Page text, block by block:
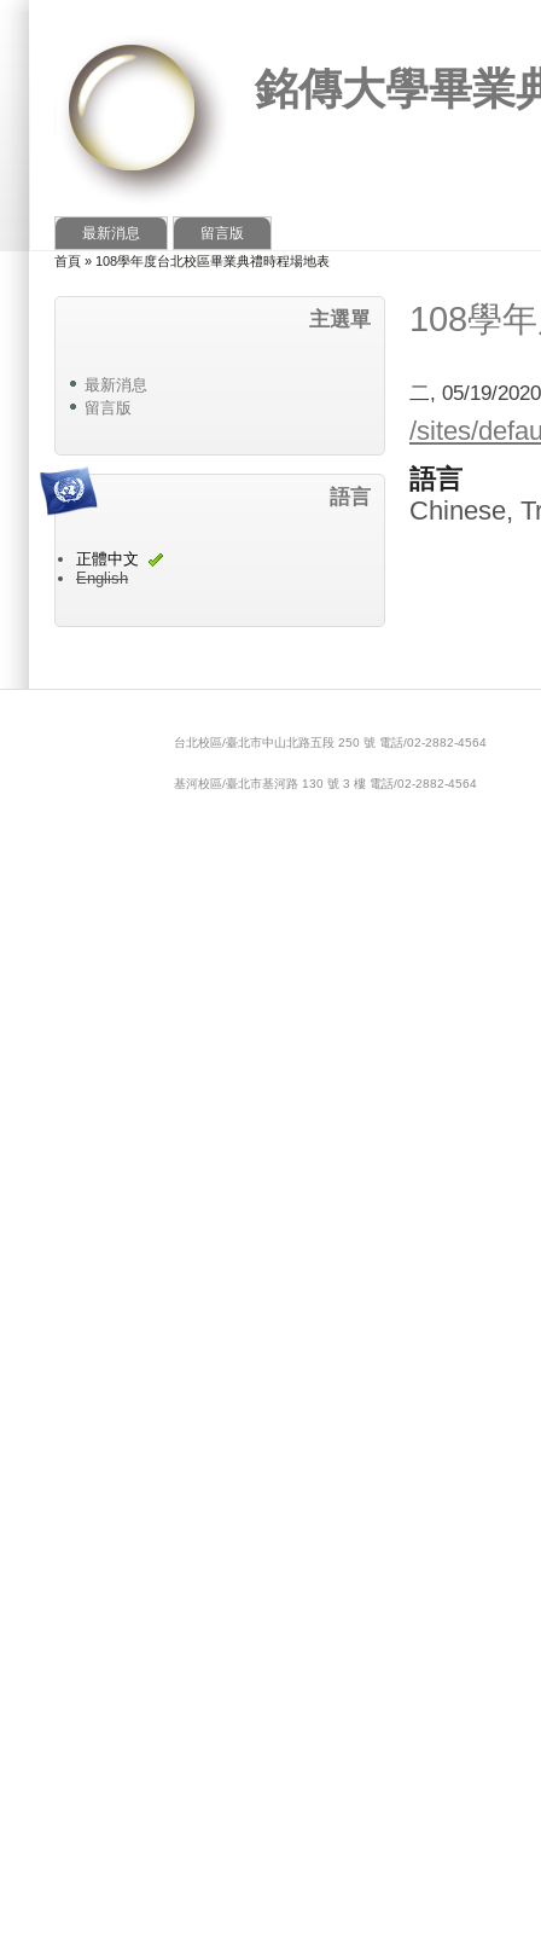
銘傳大學畢業
最新消息 留言版
您在這裡
首頁 » 108學年度台北校區畢業典禮時程場地表
108學
二, 05/19/
/sites/
語言
Chinese,
主選單
最新消息
留言版
語言
正體中文
English
台北校區/臺北市中山北路五段 250 號 電話/02-2882-4564
基河校區/臺北市基河路 130 號 3 樓 電話/02-2882-4564